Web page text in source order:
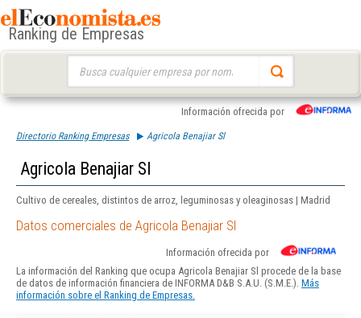
Ranking de Empresas
Información ofrecida por
Directorio Ranking Empresas Agricola Benajiar Sl
Agricola Benajiar Sl
Cultivo de cereales, distintos de arroz, leguminosas y oleaginosas | Madrid
Datos comerciales de Agricola Benajiar Sl
Información ofrecida por
La información del Ranking que ocupa Agricola Benajiar Sl procede de la base
de datos de información financiera de INFORMA D&B S.A.U. (S.M.E.). Más
información sobre el Ranking de Empresas.